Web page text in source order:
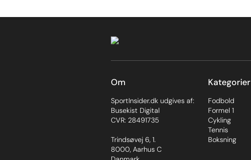
Om
SportInsider.dk udgives af:
Busekist Digital
CVR: 28491735
Trindsøvej 6, 1.
8000, Aarhus C
Kategorier
Fodbold
Formel 1
Cykling
Tennis
Boksning